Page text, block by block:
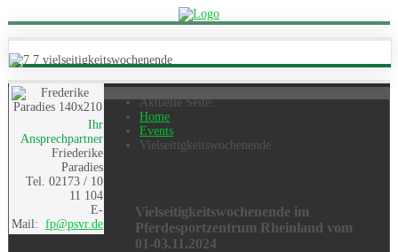
Ihr
Ansprechpartner
Friederike
Paradies
Tel. 02173 / 10
11 104
E-
Mail:fp@psvr.de
Aktuelle Seite:
Home
Events
Vielseitigkeitswochenende
Vielseitigkeitswochenende im
Pferdesportzentrum Rheinland vom
01-03.11.2024